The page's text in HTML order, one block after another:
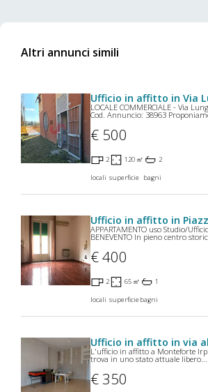
Altri annunci simili
LOCALE COMMERCIALE - Via
Cod. Annuncio: 38963
€ 500
2
locali
120 ㎡
superficie
2
bagni
APPARTAMENTO uso Studio/
BENEVENTO In pieno centro
€ 400
2
locali
65 ㎡
superficie
1
bagni
L'ufficio in affitto a Monteforte
trova in uno stato attuale libero...
€ 350